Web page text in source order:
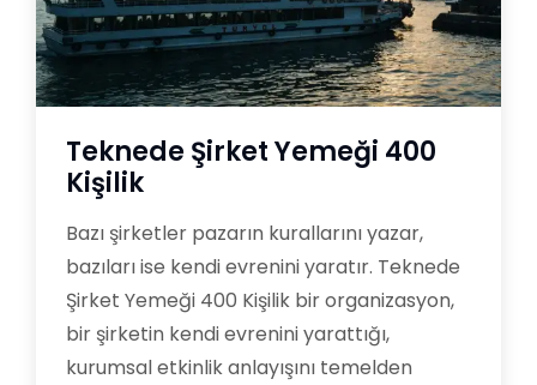
Teknede Şirket Yemeği 400
Kişilik
Bazı şirketler pazarın kurallarını yazar,
bazıları ise kendi evrenini yaratır. Teknede
Şirket Yemeği 400 Kişilik bir organizasyon,
bir şirketin kendi evrenini yarattığı,
kurumsal etkinlik anlayışını temelden